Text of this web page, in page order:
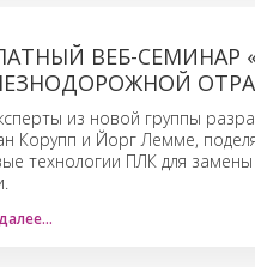
ВЕБ-СЕМИНАР
из новой группы
Корупп и Йорг Лемме,
технологии ПЛК для